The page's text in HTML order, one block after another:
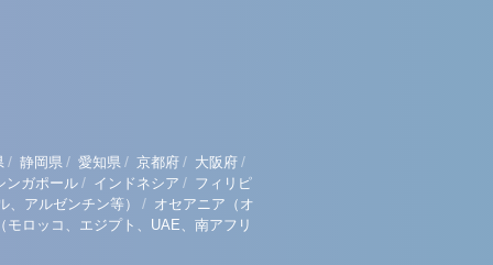
/ 静岡県 / 愛知県 / 京都府 / 大阪府 /
ンガポール / インドネシア / フィリピ
アルゼンチン等）
/ オセアニア（オ
モロッコ、エジプト、UAE、南アフリ